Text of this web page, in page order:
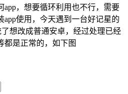
app，想要循环利用也不行，需要
使用，今天遇到一台好记星的
想改成普通安卓，经过处理已经
都是正常的，如下图